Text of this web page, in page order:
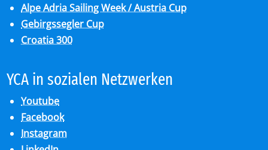
Alpe Adria Sailing Week / Austria Cup
Gebirgssegler Cup
Croatia 300
YCA in so­zia­len Netz­wer­ken
Youtube
Facebook
Instagram